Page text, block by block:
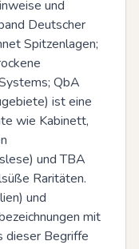
und
Deutscher
Spitzenlagen;
QbA
ist eine
wie Kabinett,
und TBA
Raritäten.
und
mit
dieser Begriffe